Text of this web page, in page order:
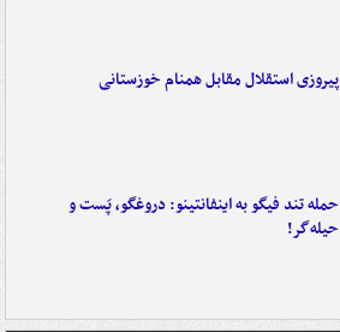
پیروزی استقلال مقابل همنام خوزستانی
حمله تند فیگو به اینفانتینو: دروغگو، پَست‌ و
حیله‌گر!